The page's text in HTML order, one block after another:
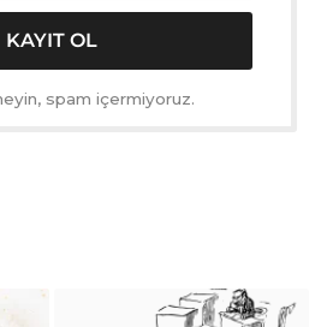
spam içermiyoruz.